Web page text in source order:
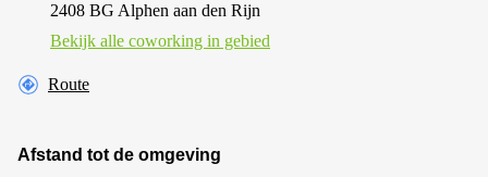
2408 BG Alphen aan den Rijn
Bekijk alle сoworking in gebied
Route
Afstand tot de omgeving